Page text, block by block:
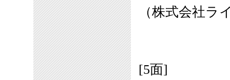
（株式会社ラ
[5面]